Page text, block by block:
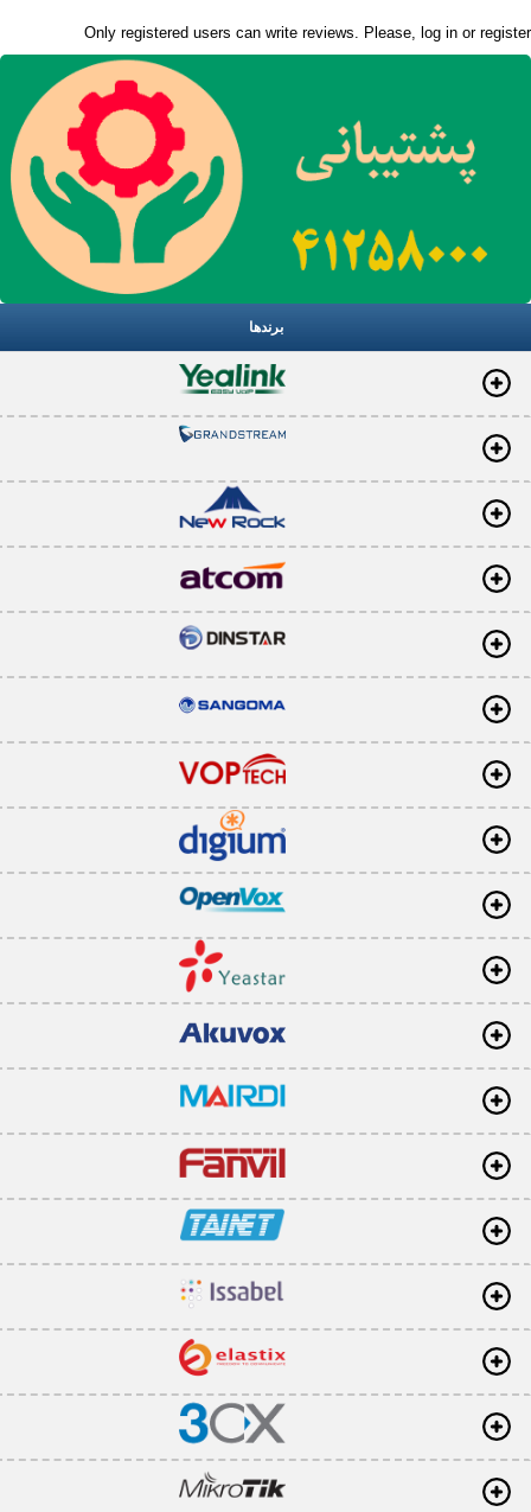
Only registered users can write reviews. Please, log in or register
برندها